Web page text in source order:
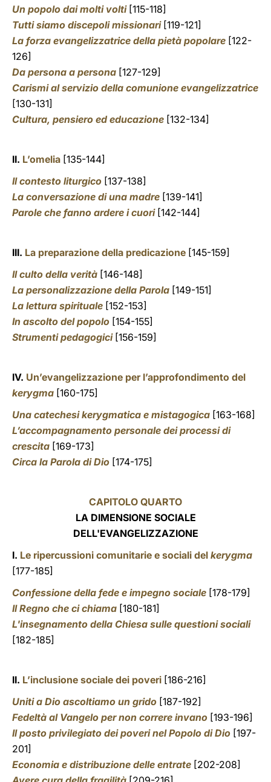
Un popolo dai molti volti[115-118]
Tutti siamo discepoli missionari[119-121]
La forza evangelizzatrice della pietà popolare [122-
126]
Da persona a persona [127-129]
Carismi al servizio della comunione evangelizzatrice
[130-131]
Cultura, pensiero ed educazione [132-134]
II. L’omelia [135-144]
Il contesto liturgico [137-138]
La conversazione di una madre [139-141]
Parole che fanno ardere i cuori[142-144]
III. La preparazione della predicazione [145-159]
Il culto della verità [146-148]
La personalizzazione della Parola [149-151]
La lettura spirituale [152-153]
In ascolto del popolo [154-155]
Strumenti pedagogici[156-159]
IV. Un’evangelizzazione per l’approfondimento del
kerygma [160-175]
Una catechesi kerygmatica e mistagogica [163-168]
L’accompagnamento personale dei processi di
crescita [169-173]
Circa la Parola di Dio [174-175]
CAPITOLO QUARTO
LA DIMENSIONE SOCIALE
DELL'EVANGELIZZAZIONE
I. Le ripercussioni comunitarie e sociali del kerygma
[177-185]
Confessione della fede e impegno sociale [178-179]
Il Regno che ci chiama [180-181]
L'insegnamento della Chiesa sulle questioni sociali
[182-185]
II. L’inclusione sociale dei poveri [186-216]
Uniti a Dio ascoltiamo un grido [187-192]
Fedeltà al Vangelo per non correre invano [193-196]
Il posto privilegiato dei poveri nel Popolo di Dio [197-
201]
Economia e distribuzione delle entrate [202-208]